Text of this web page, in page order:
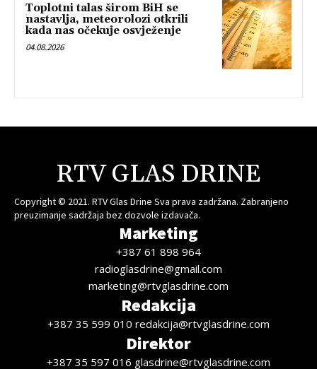
Toplotni talas širom BiH se
nastavlja, meteorolozi otkrili
kada nas očekuje osvježenje
04.08.2026
RTV GLAS DRINE
Copyright © 2021. RTV Glas Drine Sva prava zadržana. Zabranjeno
preuzimanje sadržaja bez dozvole izdavača.
Marketing
+387 61 898 964
radioglasdrine@gmail.com
marketing@rtvglasdrine.com
Redakcija
+387 35 599 010 redakcija@rtvglasdrine.com
Direktor
+387 35 597 016 glasdrine@rtvglasdrine.com